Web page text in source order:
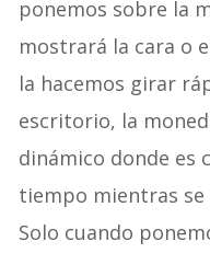
ponemos sobre la
mostrará la cara o
la hacemos girar
escritorio, la
dinámico donde es
tiempo mientras
Solo cuando